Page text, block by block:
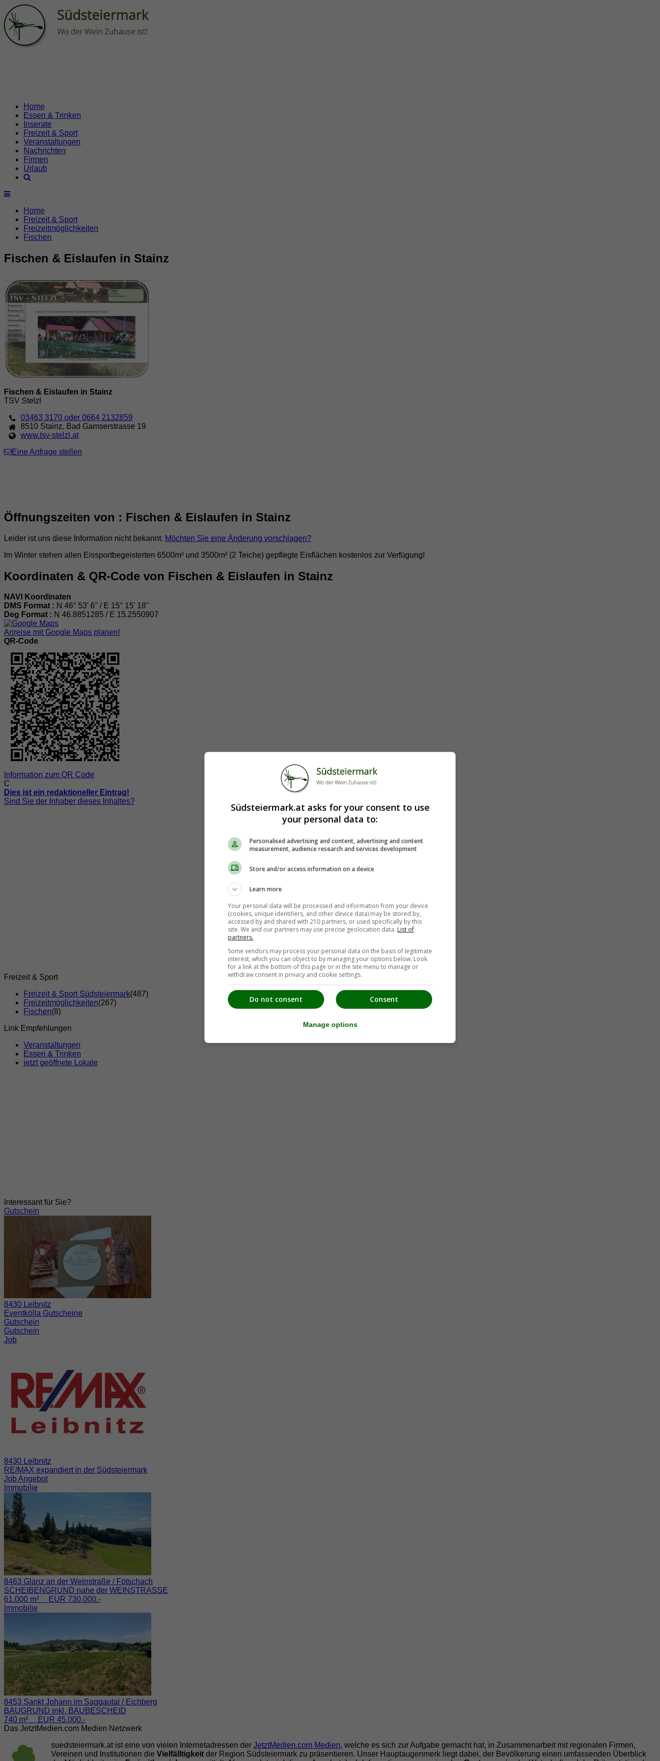
Home
Essen & Trinken
Inserate
Freizeit & Sport
Veranstaltungen
Nachrichten
Firmen
Urlaub
Home
Freizeit & Sport
Freizeitmöglichkeiten
Fischen
Fischen & Eislaufen in Stainz
Fischen & Eislaufen in Stainz
TSV Stelzl
03463 3170 oder 0664 2132859
8510 Stainz, Bad Gamserstrasse 19
www.tsv-stelzl.at
Eine Anfrage stellen
Öffnungszeiten von : Fischen & Eislaufen in Stainz
Leider ist uns diese Information nicht bekannt. Möchten Sie eine Änderung vorschlagen?
Im Winter stehen allen Eissportbegeisterten 6500m² und 3500m² (2 Teiche) gepflegte Eisflächen kostenlos zur Verfügung!
Koordinaten & QR-Code von Fischen & Eislaufen in Stainz
NAVI Koordinaten
DMS Format : N 46° 53' 6'' / E 15° 15' 18''
Deg Format : N 46.8851285 / E 15.2550907
Anreise mit Google Maps planen!
QR-Code
Information zum QR Code
C
Dies ist ein redaktioneller Eintrag!
Sind Sie der Inhaber dieses Inhaltes?
Freizeit & Sport
Freizeit & Sport Südsteiermark(487)
Freizeitmöglichkeiten(267)
Fischen(8)
Link Empfehlungen
Veranstaltungen
Essen & Trinken
jetzt geöffnete Lokale
Interessant für Sie?
Gutschein
8430 Leibnitz
Eventkölla Gutscheine
Gutschein
Gutschein
Job
8430 Leibnitz
RE/MAX expandiert in der Südsteiermark
Job Angebot
Immobilie
8463 Glanz an der Weinstraße / Fötschach
SCHEIBENGRUND nahe der WEINSTRASSE
61.000 m² EUR 730.000.-
Immobilie
8453 Sankt Johann im Saggautal / Eichberg
BAUGRUND inkl. BAUBESCHEID
740 m² EUR 45.000.-
Das JetztMedien.com Medien Netzwerk
suedsteiermark.at ist eine von vielen Internetadressen der JetztMedien.com Medien, welche es sich zur Aufgabe gemacht hat, in Zusammenarbeit mit regionalen Firmen,
Vereinen und Institutionen die Vielfälltigkeit der Region Südsteiermark zu präsentieren. Unser Hauptaugenmerk liegt dabei, der Bevölkerung einen umfassenden Überblick
Südsteiermark.at asks for your consent to use
your personal data to:
Personalised advertising and content, advertising and content
measurement, audience research and services development
Store and/or access information on a device
Learn more
Your personal data will be processed and information from your device
(cookies, unique identifiers, and other device data) may be stored by,
accessed by and shared with 210 partners, or used specifically by this
site. We and our partners may use precise geolocation data. List of
partners.
Some vendors may process your personal data on the basis of legitimate
interest, which you can object to by managing your options below. Look
for a link at the bottom of this page or in the site menu to manage or
withdraw consent in privacy and cookie settings.
Consent
Do not consent
Manage options